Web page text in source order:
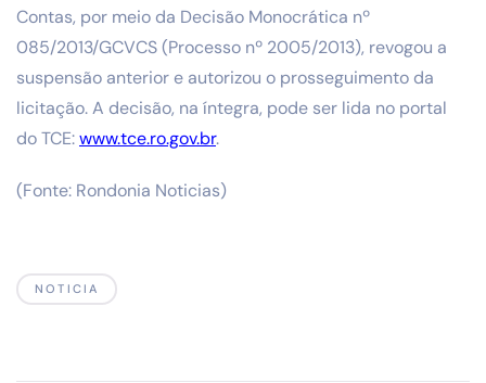
Contas, por meio da Decisão Monocrática nº
085/2013/GCVCS (Processo nº 2005/2013), revogou a
suspensão anterior e autorizou o prosseguimento da
licitação. A decisão, na íntegra, pode ser lida no portal
do TCE:www.tce.ro.gov.br.
(Fonte: Rondonia Noticias)
NOTICIA